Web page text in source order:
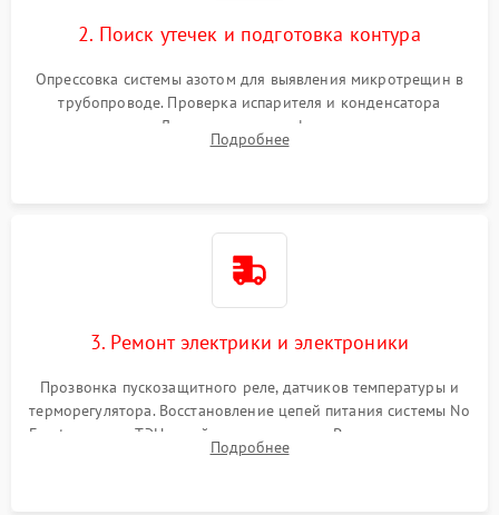
2. Поиск утечек и подготовка контура
Опрессовка системы азотом для выявления микротрещин в
трубопроводе. Проверка испарителя и конденсатора
течеискателем. Демонтаж старого фильтра-осушителя и
продувка капиллярной трубки для устранения засоров.
Подробнее
3. Ремонт электрики и электроники
Прозвонка пускозащитного реле, датчиков температуры и
терморегулятора. Восстановление цепей питания системы No
Frost, включая ТЭН оттайки и вентилятор. Ремонт или замена
платы управления при сбоях алгоритмов.
Подробнее